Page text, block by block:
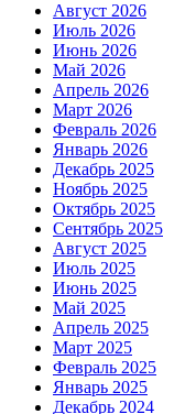
Август 2026
Июль 2026
Июнь 2026
Май 2026
Апрель 2026
Март 2026
Февраль 2026
Январь 2026
Декабрь 2025
Ноябрь 2025
Октябрь 2025
Сентябрь 2025
Август 2025
Июль 2025
Июнь 2025
Май 2025
Апрель 2025
Март 2025
Февраль 2025
Январь 2025
Декабрь 2024